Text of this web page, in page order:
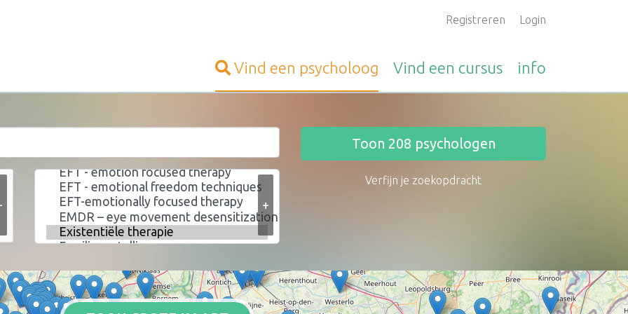
Registreren Login
Vind een psycholoog Vind een cursus info
+
Toon 208 psychologen
Verfijn je zoekopdracht